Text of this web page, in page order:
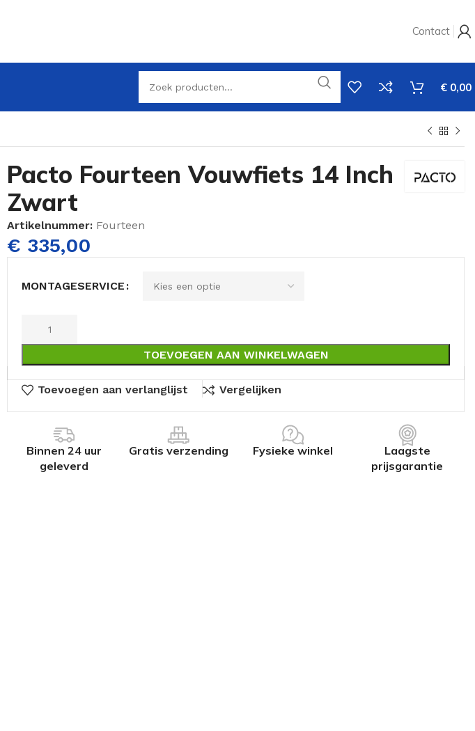
Contact
€ 0,00
Pacto Fourteen Vouwfiets 14 Inch
Zwart
Artikelnummer: Fourteen
€ 335,00
MONTAGESERVICE
TOEVOEGEN AAN WINKELWAGEN
Toevoegen aan verlanglijst Vergelijken
Binnen 24 uur
geleverd
Gratis verzending Fysieke winkel
Laagste
prijsgarantie